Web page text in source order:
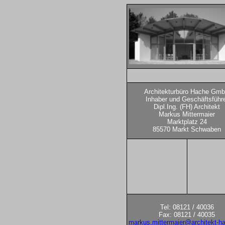
Architekturbüro Hache
Inhaber und
Dipl.Ing. (FH) Architekt
Markus Mittermaier
Marktplatz 24
85570 Markt Schwaben
Tel: 08121 / 40036
Fax: 08121 / 40035
markus.mittermaier@architekt-